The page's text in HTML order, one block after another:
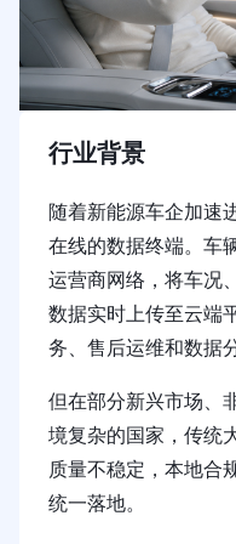
行业背景
随着新能源车企加速
在线的数据终端。车
运营商网络，将车况
数据实时上传至云端
务、售后运维和数据
但在部分新兴市场、
境复杂的国家，传统
质量不稳定，本地合
统一落地。